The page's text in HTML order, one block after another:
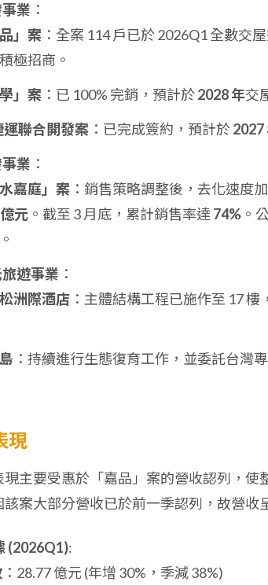
業 ：
品」案 ：全案 114 戶已於 2026Q1 全數交
極招商。
學」案 ：已 100% 完銷，預計於2028 年交
運聯合開發案 ：已完成簽約，預計於2027
業 ：
水嘉庭」案 ：銷售策略調整後，去化速度
元 。截至 3 月底，累計銷售率達 74% 。
遊事業 ：
洲際酒店 ：主體結構工程已施作至 17 樓
：持續進行生態復育工作，並委託台灣
現
現主要受惠於「嘉品」案的營收認列，
該案大部分營收已於前一季認列，故營收
(2026Q1):
：28.77 億元 (年增 30%，季減 38%)